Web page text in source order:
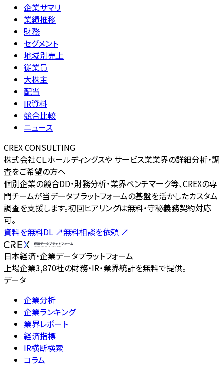
企業サマリ
業績推移
財務
セグメント
地域別売上
従業員
大株主
配当
IR資料
競合比較
ニュース
CREX CONSULTING
株式会社ＣＬホールディングスや サービス業業界の詳細分析・調
査をご希望の方へ
個別企業の競合DD・財務分析・業界ベンチマーク等、CREXの専
門チームが当データプラットフォームの基盤を活かしたカスタム
調査を支援します。初回ヒアリングは無料・守秘義務契約対応
可。
資料を無料DL ↗無料相談を依頼 ↗
日本経済・企業データプラットフォーム
上場企業3,870社の財務・IR・業界統計を無料で提供。
データ
企業分析
企業ランキング
業界レポート
経済指標
IR横断検索
コラム